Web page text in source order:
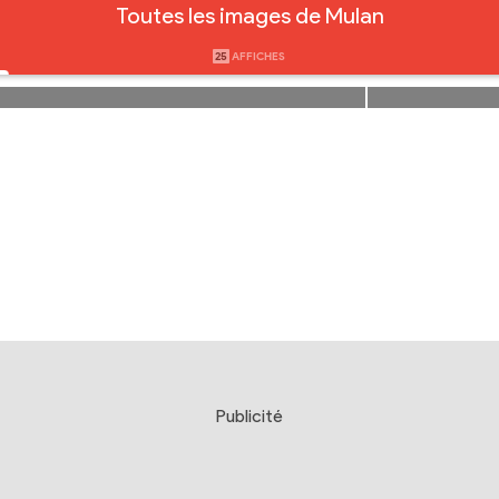
Toutes les images de Mulan
25 AFFICHES
Publicité